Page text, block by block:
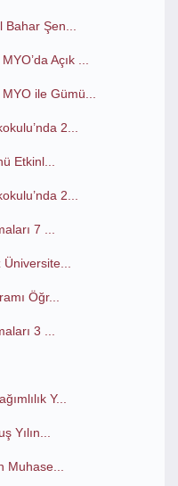
Bahar Şen...
Açık ...
ile Gümü...
2...
Etkinl...
2...
7 ...
Öğr...
3 ...
Y...
Yılın...
Muhase...